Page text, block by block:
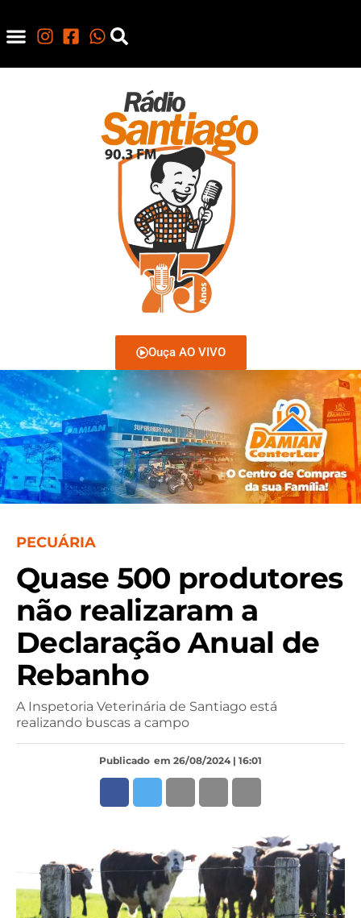
Ouça AO VIVO
PECUÁRIA
Quase 500 produtores
não realizaram a
Declaração Anual de
Rebanho
A Inspetoria Veterinária de Santiago está
realizando buscas a campo
Publicado em 26/08/2024 | 16:01